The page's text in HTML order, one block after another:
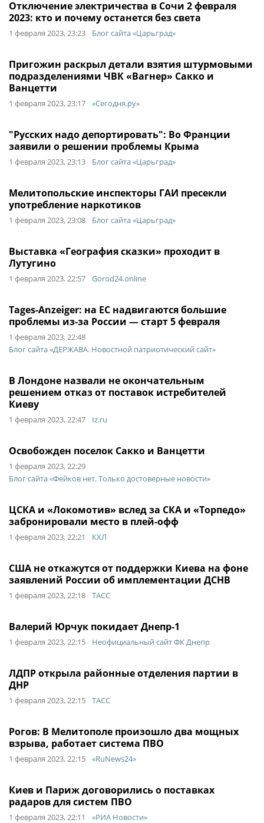
Отключение электричества в Сочи 2 февраля
2023: кто и почему останется без света
1 февраля 2023, 23:23 Блог сайта «Царьград»
Пригожин раскрыл детали взятия штурмовыми
подразделениями ЧВК «Вагнер» Сакко и
Ванцетти
1 февраля 2023, 23:17 «Сегодня.ру»
"Русских надо депортировать": Во Франции
заявили о решении проблемы Крыма
1 февраля 2023, 23:13 Блог сайта «Царьград»
Мелитопольские инспекторы ГАИ пресекли
употребление наркотиков
1 февраля 2023, 23:08 Блог сайта «Царьград»
Выставка «География сказки» проходит в
Лутугино
1 февраля 2023, 22:57 Gorod24.online
Tages-Anzeiger: на EC надвигаются большие
проблемы из-за России — старт 5 февраля
1 февраля 2023, 22:48
Блог сайта «ДЕРЖАВА. Новостной патриотический сайт»
В Лондоне назвали не окончательным
решением отказ от поставок истребителей
Киеву
1 февраля 2023, 22:47 Iz.ru
Освобожден поселок Сакко и Ванцетти
1 февраля 2023, 22:29
Блог сайта «Фейков нет. Только достоверные новости»
ЦСКА и «Локомотив» вслед за СКА и «Торпедо»
забронировали место в плей-офф
1 февраля 2023, 22:21 КХЛ
США не откажутся от поддержки Киева на фоне
заявлений России об имплементации ДСНВ
1 февраля 2023, 22:18 ТАСС
Валерий Юрчук покидает Днепр-1
1 февраля 2023, 22:15 Неофициальный сайт ФК Днепр
ЛДПР открыла районные отделения партии в
ДНР
1 февраля 2023, 22:15 ТАСС
Рогов: В Мелитополе произошло два мощных
взрыва, работает система ПВО
1 февраля 2023, 22:15 «RuNews24»
Киев и Париж договорились о поставках
радаров для систем ПВО
1 февраля 2023, 22:11 «РИА Новости»